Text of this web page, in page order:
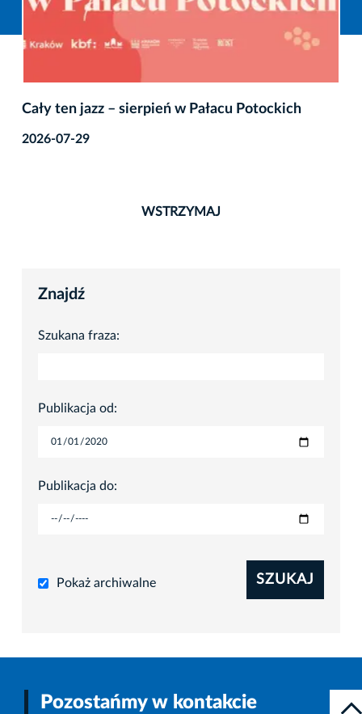
Cały ten jazz – sierpień w Pałacu Potockich
2026-07-29
WSTRZYMAJ
Znajdź
Szukana fraza:
Publikacja od:
Publikacja do:
Pokaż archiwalne SZUKAJ
Pozostańmy w kontakcie